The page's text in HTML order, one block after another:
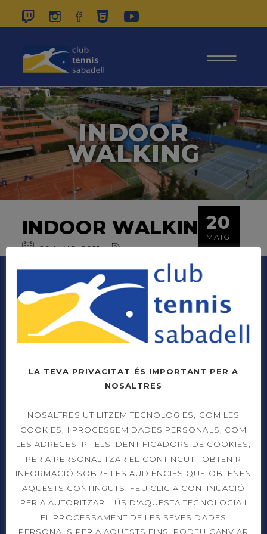
INDOOR
WALKING
20
MAIG
INDOOR WALKING
20 MAIG,2021 INT ALTA
Prat de la Riba, 91
08206 Sabadell (Barcelona)
937 26 45 00
info@cts.cat
OBERT 365 DIES L’ANY
Dilluns a divendres
LA TEVA PRIVACITAT ÉS IMPORTANT PER A
NOSALTRES
NOSALTRES UTILITZEM TECNOLOGIES, COM LES
COOKIES, I PROCESSEM DADES PERSONALS, COM
LES ADRECES IP I ELS IDENTIFICADORS DE COOKIES,
PER A PERSONALITZAR EL CONTINGUT I OBTENIR
INFORMACIÓ SOBRE LES AUDIÈNCIES QUE OBTENEN
AQUESTS CONTINGUTS. FEU CLIC A CONTINUACIÓ
PER A AUTORITZAR L'ÚS D'AQUESTA TECNOLOGIA I
EL PROCESSAMENT DE LES SEVES DADES
PERSONALS PER A AQUESTS FINS. PODEU CANVIAR